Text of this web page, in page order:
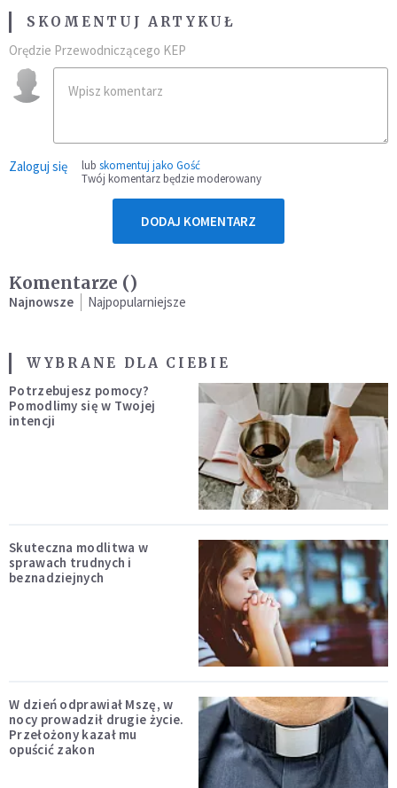
SKOMENTUJ ARTYKUŁ
Orędzie Przewodniczącego KEP
Zaloguj się lub skomentuj jako Gość
Twój komentarz będzie moderowany
DODAJ KOMENTARZ
Komentarze ()
Najnowsze Najpopularniejsze
WYBRANE DLA CIEBIE
Potrzebujesz pomocy?
Pomodlimy się w Twojej
intencji
Skuteczna modlitwa w
sprawach trudnych i
beznadziejnych
W dzień odprawiał Mszę, w
nocy prowadził drugie życie.
Przełożony kazał mu
opuścić zakon